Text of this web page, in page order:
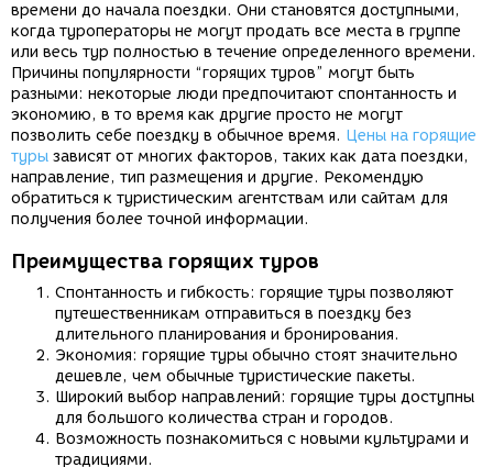
времени до начала поездки. Они становятся доступными,
когда туроператоры не могут продать все места в группе
или весь тур полностью в течение определенного времени.
Причины популярности “горящих туров” могут быть
разными: некоторые люди предпочитают спонтанность и
экономию, в то время как другие просто не могут
позволить себе поездку в обычное время. Цены на горящие
туры зависят от многих факторов, таких как дата поездки,
направление, тип размещения и другие. Рекомендую
обратиться к туристическим агентствам или сайтам для
получения более точной информации.
Преимущества горящих туров
Спонтанность и гибкость: горящие туры позволяют
путешественникам отправиться в поездку без
длительного планирования и бронирования.
Экономия: горящие туры обычно стоят значительно
дешевле, чем обычные туристические пакеты.
Широкий выбор направлений: горящие туры доступны
для большого количества стран и городов.
Возможность познакомиться с новыми культурами и
традициями.